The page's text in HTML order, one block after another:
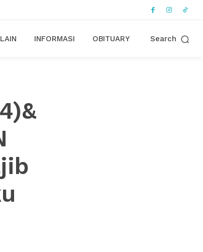
INFORMASI OBITUARY Search